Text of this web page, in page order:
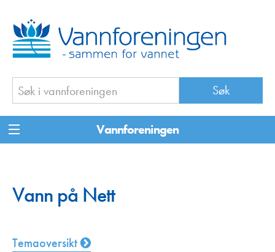
Vannforeningen
Vann på Nett
Temaoversikt